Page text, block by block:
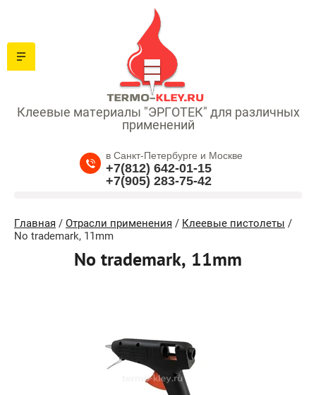
Клеевые материалы "ЭРГОТЕК" для различных
применений
в Санкт-Петербурге и Москве
+7(812) 642-01-15
+7(905) 283-75-42
Главная / Отрасли применения / Клеевые пистолеты /
No trademark, 11mm
No trademark, 11mm